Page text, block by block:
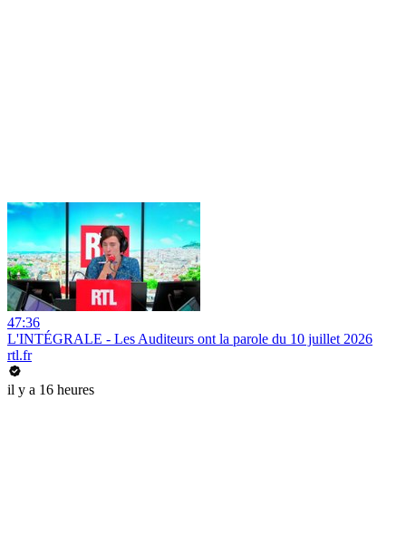
47:36
L'INTÉGRALE - Les Auditeurs ont la parole du 10 juillet 2026
rtl.fr
il y a 16 heures